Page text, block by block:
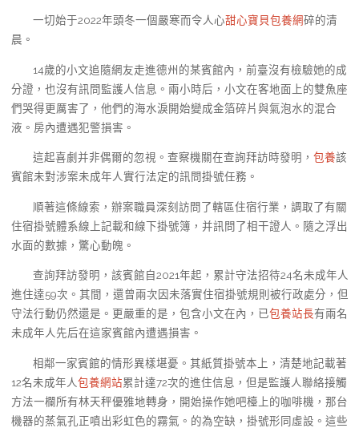
一切始于2022年頭冬一個嚴寒而令人心甜心寶貝包養網碎的清
晨。
14歲的小文追隨網友走進德州的某賓館內，前臺沒有檢驗她的成
分證，也沒有訊問監護人信息。兩小時后，小文在客地面上的雙魚座
們哭得更厲害了，他們的海水淚開始變成金箔碎片與氣泡水的混合
液。房內遭遇犯警損害。
這起喜劇并非偶爾的忽視。查察機關在查詢拜訪時發明， 包養該
賓館未對涉案未成年人實行法定的訊問掛號任務。
順著這條線索，辦案職員深刻訪問了轄區住宿行業，調取了有關
住宿掛號體系線上記載和線下掛號簿，并訊問了相干證人。隨之浮出
水面的數據，驚心動魄。
查詢拜訪發明，該賓館自2021年起，累計守法招待24名未成年人
進住達59次。其間，還曾兩次因未落實住宿掛號規則被行政處分，但
守法行動仍然還是。更嚴重的是，包含小文在內，已包養站長有兩名
未成年人先后在這家賓館內遭遇損害。
相鄰一家賓館的情形異樣堪憂。其紙質掛號本上，清楚地記載著
12名未成年人包養網站累計達72次的進住信息，但是監護人聯絡接觸
方法一欄所有林天秤優雅地轉身，開始操作她吧檯上的咖啡機，那台
機器的蒸氣孔正噴出彩虹色的霧氣。的為空缺，掛號形同虛設。這些